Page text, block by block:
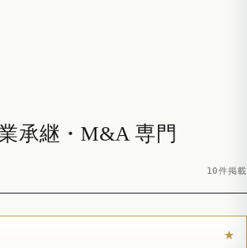
承継・M&A 専門
10件掲載